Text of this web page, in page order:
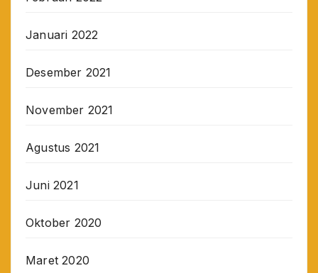
Januari 2022
Desember 2021
November 2021
Agustus 2021
Juni 2021
Oktober 2020
Maret 2020